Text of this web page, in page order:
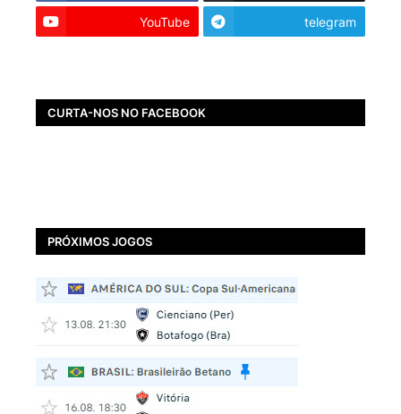
YouTube telegram
CURTA-NOS NO FACEBOOK
PRÓXIMOS JOGOS